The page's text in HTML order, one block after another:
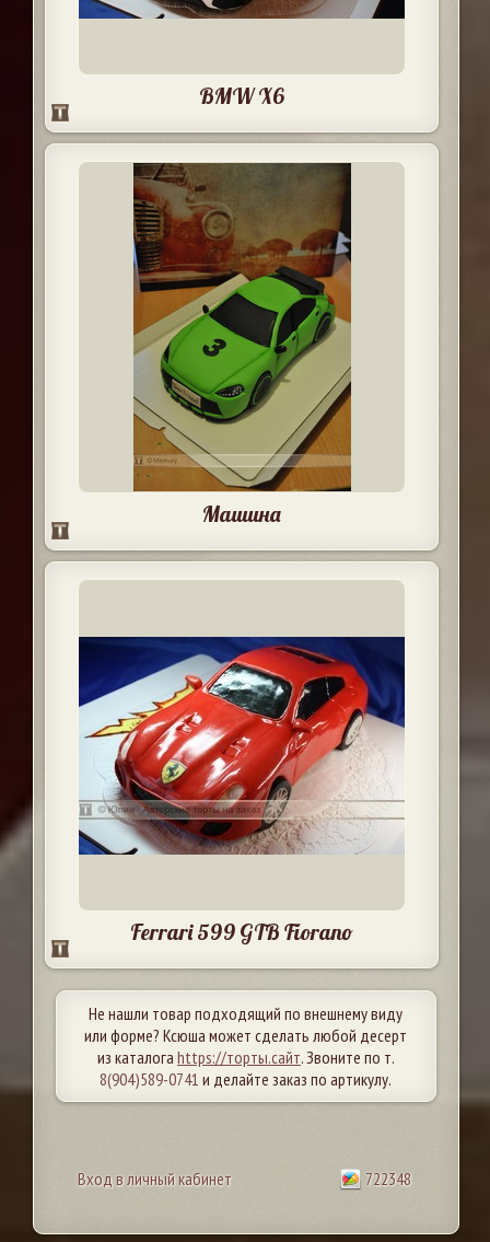
BMW X6
Машина
Ferrari 599 GTB Fiorano
Не нашли товар подходящий по внешнему виду
или форме? Ксюша может сделать любой десерт
из каталога https://торты.сайт. Звоните по т.
8(904)589-0741 и делайте заказ по артикулу.
Вход в личный кабинет 722348